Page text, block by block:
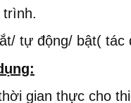
trình.
tự động/ bật( tác
gian thực cho